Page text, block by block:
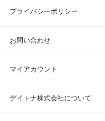
プライバシーポリシー
お問い合わせ
マイアカウント
デイトナ株式会社について